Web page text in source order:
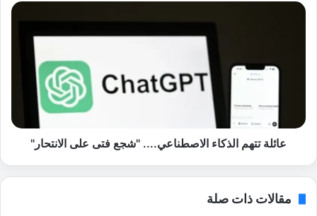
ت
د
ع
م
عائلة تتهم الذكاء الاصطناعي.... "شجع فتى على الانتحار"
مقالات ذات صلة